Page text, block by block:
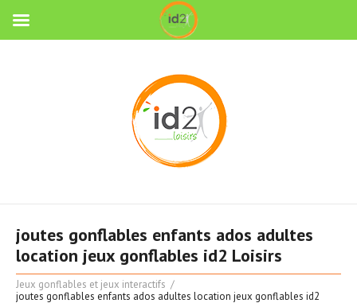
joutes gonflables enfants ados adultes
location jeux gonflables id2 Loisirs
Jeux gonflables et jeux interactifs
joutes gonflables enfants ados adultes location jeux gonflables id2